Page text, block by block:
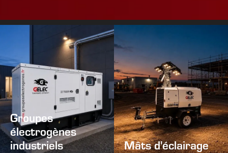
Groupes
électrogènes
industriels
Mâts d'éclairage